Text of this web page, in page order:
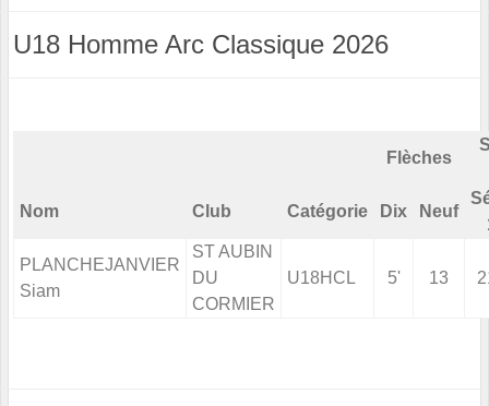
U18 Homme Arc Classique 2026
Flèches
Nom Club Catégorie Dix Neuf
PLANCHEJANVIER
Siam
ST AUBIN
DU
CORMIER
U18HCL 5' 13